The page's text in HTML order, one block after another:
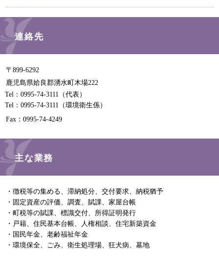
連絡先
〒899-6292
鹿児島県姶良郡湧水町木場222
Tel：0995-74-3111 （代表）
Tel：0995-74-3111 （環境衛生係）
Fax：0995-74-4249
主な業務
・徴税等の集める、滞納処分、交付要求、納税猶予
・固定資産の評価、調査、賦課、家屋台帳
・町税等の賦課、標識交付、所得証明発行
・戸籍、住民基本台帳、人権相談、住宅新築資金
・国民年金、老齢福祉年金
・環境保全、ごみ、衛生処理場、狂犬病、墓地